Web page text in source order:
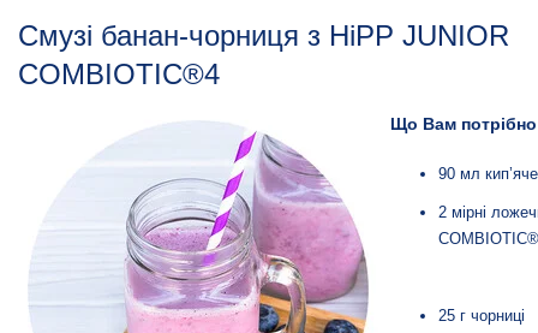
Смузі банан-чорниця з HiPP JUNIOR
COMBIOTIC®4
Що Вам
90 мл
2 мірні
25 г чорниці